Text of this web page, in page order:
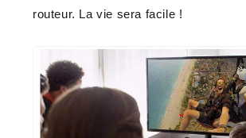
routeur. La vie sera facile !